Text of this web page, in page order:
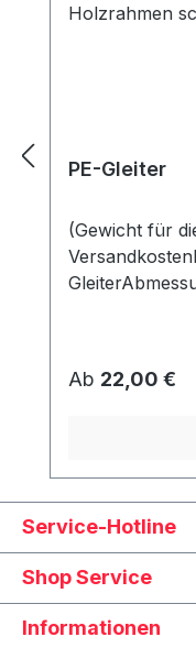
PE-Gleiter
(Gewicht für
Regulärer
Ab 22,00 €
Service-Hotline
Shop Service
Informationen